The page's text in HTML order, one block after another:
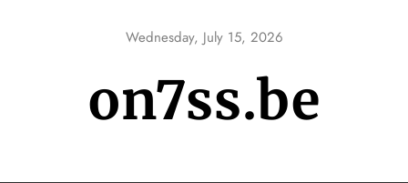
Wednesday, July 15, 2026
on7ss.be